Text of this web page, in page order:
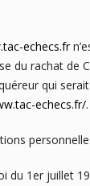
echecs.fr
rachat de
qui
echecs.fr/.
1er juillet